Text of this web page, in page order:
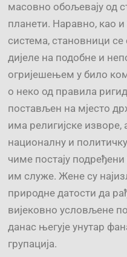
масовно обољевају од
планети. Наравно, као
система, становници
дијеле на подобне и
огријешењем у било
о неко од правила
постављен на мјесто
има религијске
националну и
чиме постају
им служе. Жене су
природне датости да
вијековно условљене
данас његује унутар
групација.